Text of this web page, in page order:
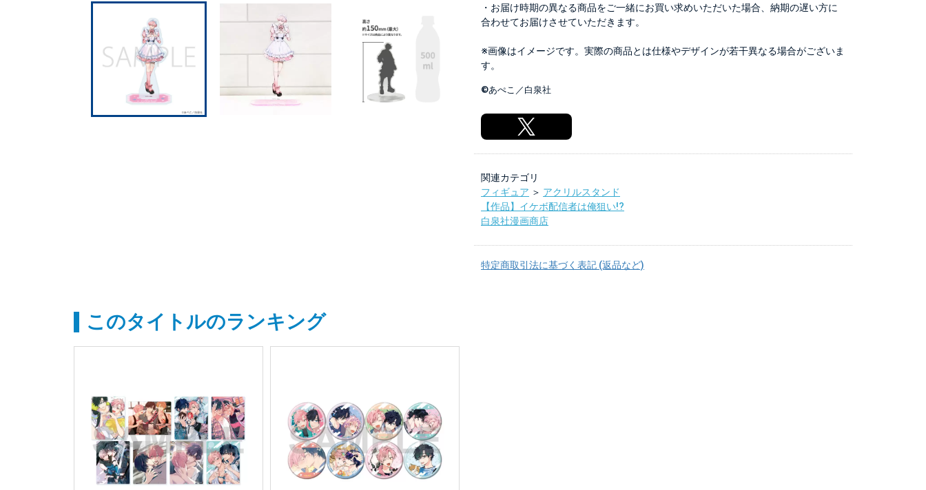
・お届け時期の異なる商品をご一緒にお買い求めいただいた場合、納期の遅い方に
合わせてお届けさせていただきます。
※画像はイメージです。実際の商品とは仕様やデザインが若干異なる場合がございま
す。
©あぺこ／白泉社
関連カテゴリ
フィギュア ＞ アクリルスタンド
【作品】イケボ配信者は俺狙い!?
白泉社漫画商店
特定商取引法に基づく表記 (返品など)
このタイトルのランキング